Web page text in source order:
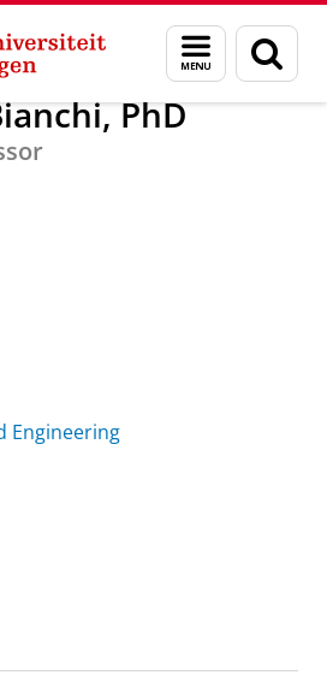
Menu
en
zoeken
F. (Frans ) Bianchi, PhD
PhD
Engineering